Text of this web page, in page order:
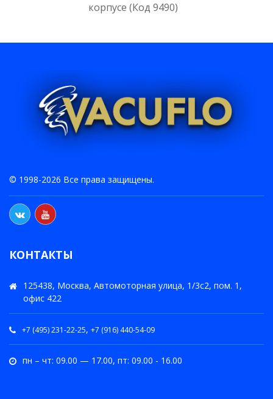
корпусе (Код 9490)
© 1998-2026 Все права защищены.
КОНТАКТЫ
125438, Москва, Автомоторная улица, 1/3с2, пом. 1,
офис 422
+7 (495) 231-22-25, +7 (916) 440-54-09
пн – чт: 09.00 — 17.00, пт: 09.00 - 16.00